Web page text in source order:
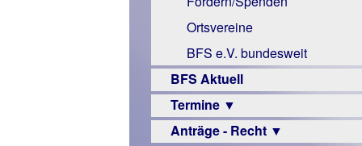
Links
Ortsvereine
BFS e.V. bundesweit
BFS Aktuell
Termine ▼
Veranstaltungsprogramme
Anträge - Recht ▼